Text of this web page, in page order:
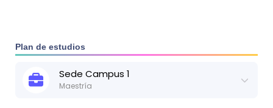
en el nivel intermedio.
Haber cursado y aprobado los cursos virtuales
"Educación Ambiental y
Plan de estudios
Sede Campus 1
Maestría